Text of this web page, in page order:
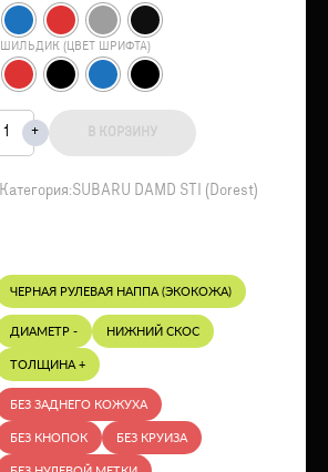
ШИЛЬДИК (ЦВЕТ ШРИФТА)
В КОРЗИНУ
Категория:SUBARU DAMD STI (Dorest)
ЧЕРНАЯ РУЛЕВАЯ НАППА (ЭКОКОЖА)
ДИАМЕТР - НИЖНИЙ СКОС
ТОЛЩИНА +
БЕЗ ЗАДНЕГО КОЖУХА
БЕЗ КНОПОК БЕЗ КРУИЗА